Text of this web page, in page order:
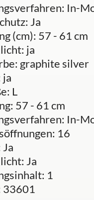
In-
Ja
(cm): 57 - 61 cm
ja
graphite silver
ja
L
57 - 61 cm
In-
16
Ja
1
33601